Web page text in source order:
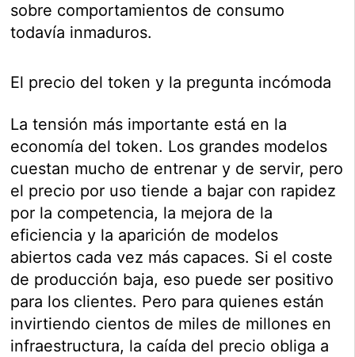
sobre comportamientos de consumo
todavía inmaduros.
El precio del token y la pregunta incómoda
La tensión más importante está en la
economía del token. Los grandes modelos
cuestan mucho de entrenar y de servir, pero
el precio por uso tiende a bajar con rapidez
por la competencia, la mejora de la
eficiencia y la aparición de modelos
abiertos cada vez más capaces. Si el coste
de producción baja, eso puede ser positivo
para los clientes. Pero para quienes están
invirtiendo cientos de miles de millones en
infraestructura, la caída del precio obliga a